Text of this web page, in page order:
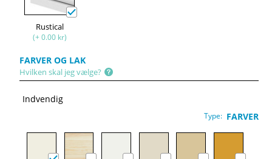
Rustical
(+ 0.00 kr)
FARVER OG LAK
Hvilken skal jeg vælge?
Indvendig
Type: FARVER